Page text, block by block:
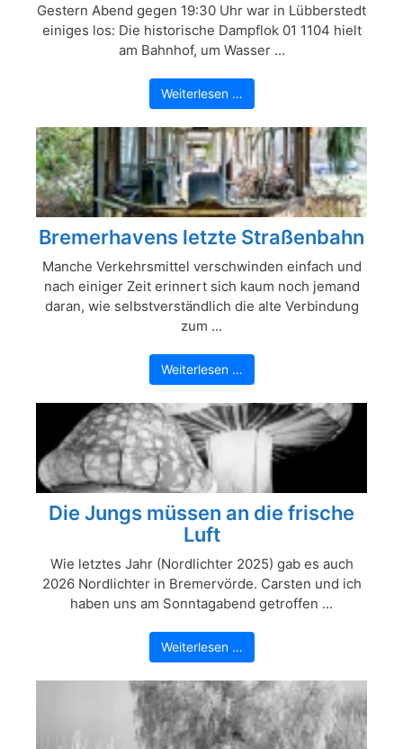
Gestern Abend gegen 19:30 Uhr war in Lübberstedt
einiges los: Die historische Dampflok 01 1104 hielt
am Bahnhof, um Wasser ...
Weiterlesen …
Bremerhavens letzte Straßenbahn
Manche Verkehrsmittel verschwinden einfach und
nach einiger Zeit erinnert sich kaum noch jemand
daran, wie selbstverständlich die alte Verbindung
zum ...
Weiterlesen …
Die Jungs müssen an die frische
Luft
Wie letztes Jahr (Nordlichter 2025) gab es auch
2026 Nordlichter in Bremervörde. Carsten und ich
haben uns am Sonntagabend getroffen ...
Weiterlesen …